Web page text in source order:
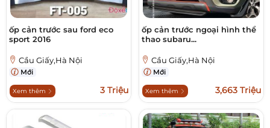
ốp cản trước sau ford eco
sport 2016
Cầu Giấy,Hà Nội
Mới
Xem thêm 3 Triệu
ốp cản trước ngoại hình thể
thao subaru...
Cầu Giấy,Hà Nội
Mới
Xem thêm 3,663 Triệu